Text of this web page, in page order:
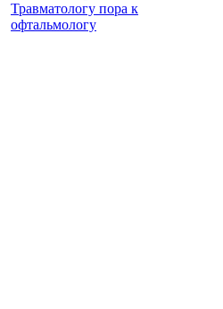
Травматологу пора к
офтальмологу